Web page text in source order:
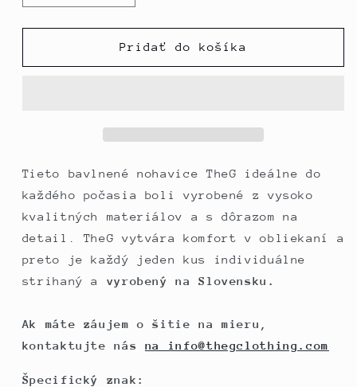
množstvo
pre
Man
množstvo
pre
The
Man
Pridať do košíka
Tieto bavlnené nohavice TheG ideálne do
každého počasia boli vyrobené z vysoko
kvalitných materiálov a s dôrazom na
detail. TheG vytvára komfort v obliekaní a
preto je každý jeden kus individuálne
strihaný a vyrobený na Slovensku.
Ak máte záujem o šitie na mieru,
kontaktujte nás na info@thegclothing.com
Špecifický znak: